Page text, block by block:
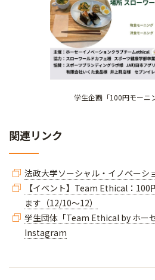
学生企画「100円モーニ
関連リンク
法政大学ソーシャル・イノベーシ
【イベント】Team Ethical：100
ます（12/10～12）
学生団体「Team Ethical by ホー
Instagram